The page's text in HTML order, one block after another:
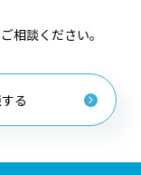
相談ください。
る